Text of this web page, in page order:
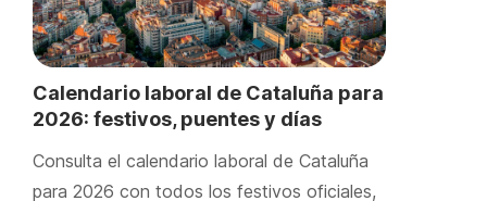
Calendario laboral de Cataluña para
2026: festivos, puentes y días
Consulta el calendario laboral de Cataluña
para 2026 con todos los festivos oficiales,